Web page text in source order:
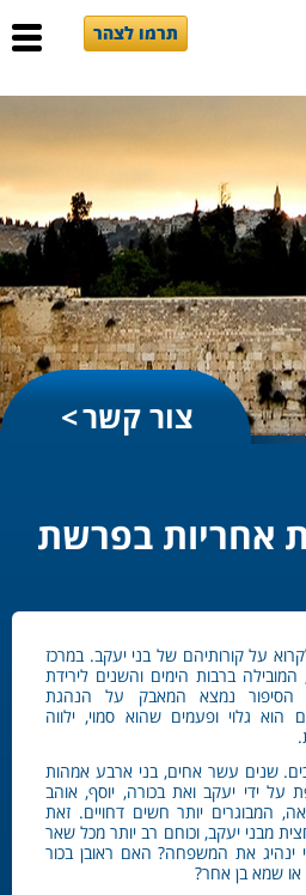
תרמו לצהר
צור קשר
אחריות בפרשת
על קורותיהם של בני יעקב. במרכז
ברבות הימים והשנים לירידת
נמצא המאבק על הנהגת
גלוי ופעמים שהוא סמוי, ילווה
שנים עשר אחים, בני ארבע אמהות
על ידי יעקב ואת בכורה, יוסף, אוהב
המבוגרים יותר חשים דחויים. זאת
מבני יעקב, וכוחם רב יותר מכל שאר
ינהיג את המשפחה? האם ראובן בכור
או שמא בן אחר?